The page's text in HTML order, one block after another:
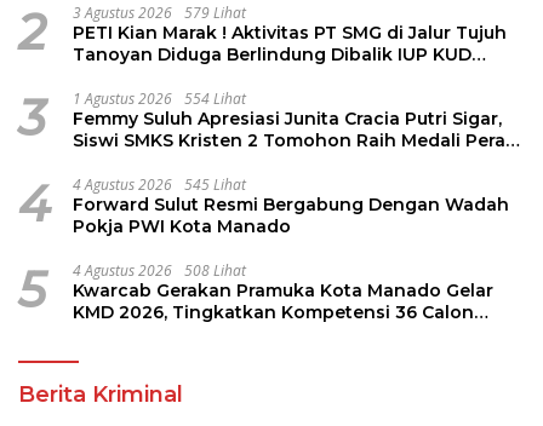
2 3 Agustus 2026 579 Lihat
PETI Kian Marak ! Aktivitas PT SMG di Jalur Tujuh
Tanoyan Diduga Berlindung Dibalik IUP KUD
3 1 Agustus 2026 554 Lihat
Femmy Suluh Apresiasi Junita Cracia Putri Sigar,
Siswi SMKS Kristen 2 Tomohon Raih Medali Perak
4 4 Agustus 2026 545 Lihat
Forward Sulut Resmi Bergabung Dengan Wadah
Pokja PWI Kota Manado
5 4 Agustus 2026 508 Lihat
Kwarcab Gerakan Pramuka Kota Manado Gelar
KMD 2026, Tingkatkan Kompetensi 36 Calon
Berita Kriminal